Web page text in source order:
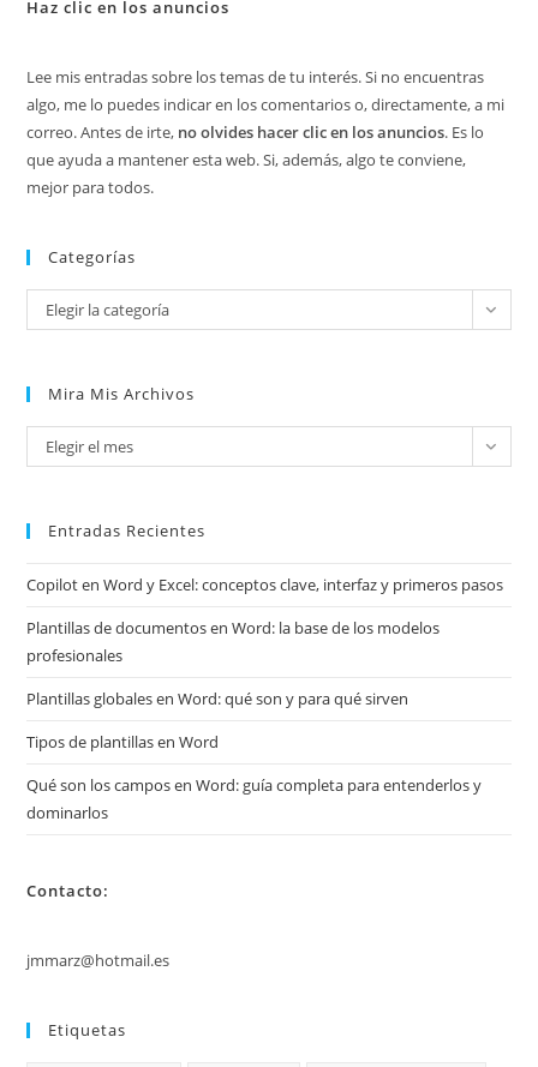
Haz clic en los anuncios
Lee mis entradas sobre los temas de tu interés. Si no encuentras
algo, me lo puedes indicar en los comentarios o, directamente, a mi
correo. Antes de irte, no olvides hacer clic en los anuncios. Es lo
que ayuda a mantener esta web. Si, además, algo te conviene,
mejor para todos.
Categorías
Categorías
Elegir la categoría
Mira Mis Archivos
Mira
mis
Elegir el mes
Entradas Recientes
Copilot en Word y Excel: conceptos clave, interfaz y primeros pasos
Plantillas de documentos en Word: la base de los modelos
profesionales
Plantillas globales en Word: qué son y para qué sirven
Tipos de plantillas en Word
Qué son los campos en Word: guía completa para entenderlos y
dominarlos
Contacto:
jmmarz@hotmail.es
Etiquetas